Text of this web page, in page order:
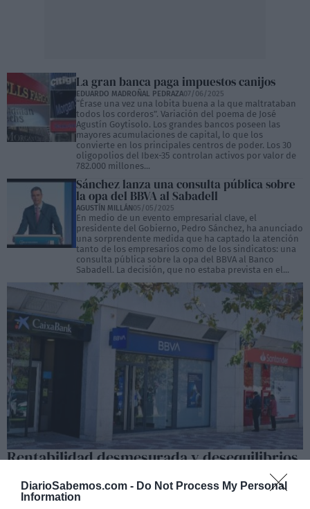
DiarioSabemos.com - Do Not Process My Personal
Information
La gran banca paga impuestos canijos
EDUARDO MADROÑAL PEDRAZA07/06/2025
“Érase una vez una lobita buena a la que maltrataban
todos los corderos”. Variación del poema de José
Agustín Goytisolo. Los grandes bancos poseen las
mayores acumulaciones de capital, lo que los
convierte en los principales centros de poder. Los 30
oligopolios del Ibex-35 controlan activos por valor de
782.000 millones...
Sánchez lanza una consulta pública sobre
la opa del BBVA al Sabadell
AGUSTÍN MILLÁN05/05/2025
En medio de un evento empresarial clave, el
presidente del Gobierno, Pedro Sánchez, ha anunciado
una sorprendente medida que ha captado la atención
tanto de los empresarios como de los sindicatos: una
consulta pública sobre la opa del BBVA al Banco
Sabadell. La decisión, que no estaba prevista en el...
Rentabilidad desmesurada y desequilibrios
EVA MALDONADO 04/05/2025
La acumulación de beneficios desproporcionados por parte de las